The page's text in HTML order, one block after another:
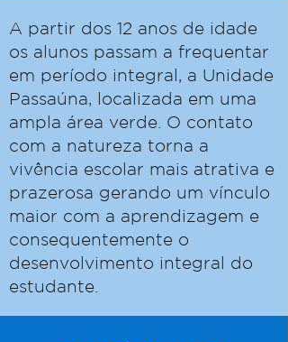
A partir dos 12 anos de idade
os alunos passam a frequentar
em período integral, a Unidade
Passaúna, localizada em uma
ampla área verde. O contato
com a natureza torna a
vivência escolar mais atrativa e
prazerosa gerando um vínculo
maior com a aprendizagem e
consequentemente o
desenvolvimento integral do
estudante.